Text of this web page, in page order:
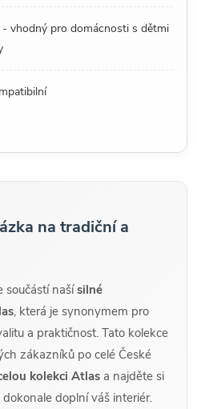
- vhodný pro domácnosti s dětmi
na tradiční a
součástí našísilné
, která je synonymem pro
a praktičnost. Tato kolekce
zákazníků po celé České
kolekci Atlas a najděte si
doplní váš interiér.